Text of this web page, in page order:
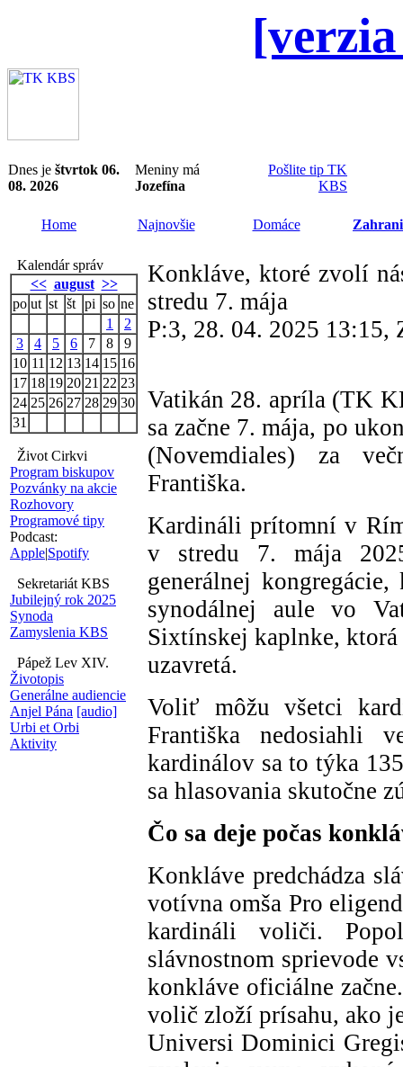
Dnes je štvrtok 06.
08. 2026
Meniny má
Jozefína
Pošlite tip TK
KBS
Home Najnovšie Domáce
Kalendár správ
<< august >>
po ut st št pi so ne
1
2
3
4 5 6 7 8
9
10 11 12 13 14 15 16
17 18 19 20 21 22 23
24 25 26 27 28 29 30
31
Život Cirkvi
Program biskupov
Pozvánky na akcie
Rozhovory
Programové tipy
Podcast:
Apple|Spotify
Sekretariát KBS
Jubilejný rok 2025
Synoda
Zamyslenia KBS
Pápež Lev XIV.
Životopis
Generálne audiencie
Anjel Pána [audio]
Urbi et Orbi
Aktivity
Konkláve, ktoré zvolí
stredu 7. mája
P:3, 28. 04. 2025 13:15,
Vatikán 28. apríla (TK
sa začne 7. mája, po
(Novemdiales) za
Františka.
Kardináli prítomní v
v stredu 7. mája
generálnej
synodálnej aule vo
Sixtínskej kaplnke,
uzavretá.
Voliť môžu všetci
Františka nedosiahli
kardinálov sa to týka
sa hlasovania skutočne
Čo sa deje počas
Konkláve predchádza
votívna omša Pro
kardináli voliči.
slávnostnom sprievode
konkláve oficiálne
volič zloží prísahu, ako
Universi Dominici